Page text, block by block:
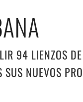
94 LIENZOS
NUEVOS